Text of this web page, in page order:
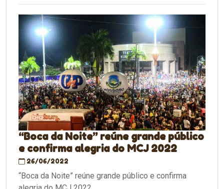
“Boca da Noite” reúne grande público
e confirma alegria do MCJ 2022
26/06/2022
“Boca da Noite” reúne grande público e confirma